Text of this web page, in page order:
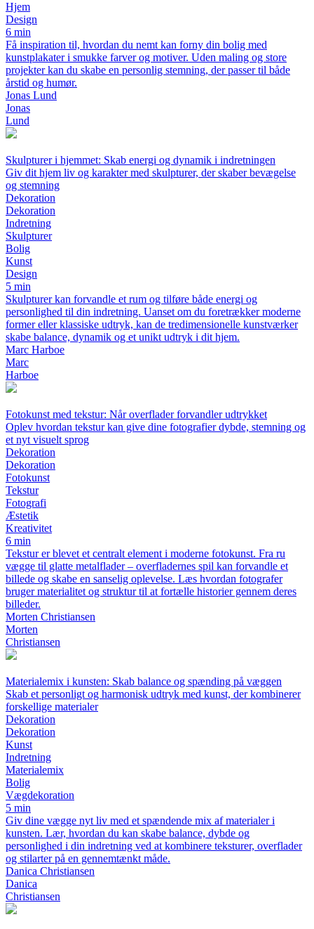
Hjem
Design
6 min
Få inspiration til, hvordan du nemt kan forny din bolig med
kunstplakater i smukke farver og motiver. Uden maling og store
projekter kan du skabe en personlig stemning, der passer til både
årstid og humør.
Jonas Lund
Jonas
Lund
Skulpturer i hjemmet: Skab energi og dynamik i indretningen
Giv dit hjem liv og karakter med skulpturer, der skaber bevægelse
og stemning
Dekoration
Dekoration
Indretning
Skulpturer
Bolig
Kunst
Design
5 min
Skulpturer kan forvandle et rum og tilføre både energi og
personlighed til din indretning. Uanset om du foretrækker moderne
former eller klassiske udtryk, kan de tredimensionelle kunstværker
skabe balance, dynamik og et unikt udtryk i dit hjem.
Marc Harboe
Marc
Harboe
Fotokunst med tekstur: Når overflader forvandler udtrykket
Oplev hvordan tekstur kan give dine fotografier dybde, stemning og
et nyt visuelt sprog
Dekoration
Dekoration
Fotokunst
Tekstur
Fotografi
Æstetik
Kreativitet
6 min
Tekstur er blevet et centralt element i moderne fotokunst. Fra ru
vægge til glatte metalflader – overfladernes spil kan forvandle et
billede og skabe en sanselig oplevelse. Læs hvordan fotografer
bruger materialitet og struktur til at fortælle historier gennem deres
billeder.
Morten Christiansen
Morten
Christiansen
Materialemix i kunsten: Skab balance og spænding på væggen
Skab et personligt og harmonisk udtryk med kunst, der kombinerer
forskellige materialer
Dekoration
Dekoration
Kunst
Indretning
Materialemix
Bolig
Vægdekoration
5 min
Giv dine vægge nyt liv med et spændende mix af materialer i
kunsten. Lær, hvordan du kan skabe balance, dybde og
personlighed i din indretning ved at kombinere teksturer, overflader
og stilarter på en gennemtænkt måde.
Danica Christiansen
Danica
Christiansen